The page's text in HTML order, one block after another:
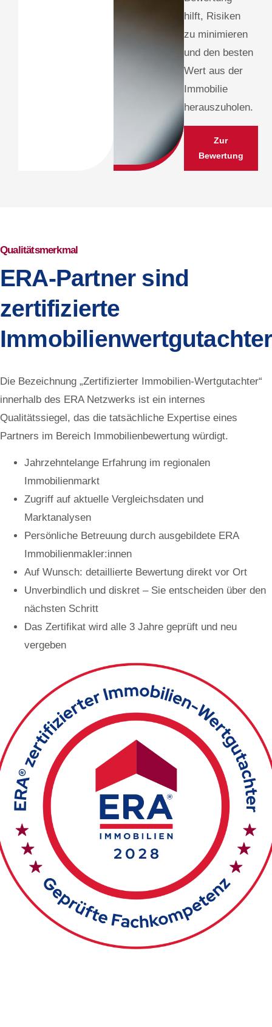
hilft, Risiken
zu minimieren
und den besten
Wert aus der
Immobilie
herauszuholen.
Zur
Bewertung
Qualitätsmerkmal
ERA-Partner sind
zertifizierte
Die Bezeichnung „Zertifizierter Immobilien-Wertgutachter“
innerhalb des ERA Netzwerks ist ein internes
Qualitätssiegel, das die tatsächliche Expertise eines
Partners im Bereich Immobilienbewertung würdigt.
Jahrzehntelange Erfahrung im regionalen
Immobilienmarkt
Zugriff auf aktuelle Vergleichsdaten und
Marktanalysen
Persönliche Betreuung durch ausgebildete ERA
Immobilienmakler:innen
Auf Wunsch: detaillierte Bewertung direkt vor Ort
Unverbindlich und diskret – Sie entscheiden über den
nächsten Schritt
Das Zertifikat wird alle 3 Jahre geprüft und neu
vergeben